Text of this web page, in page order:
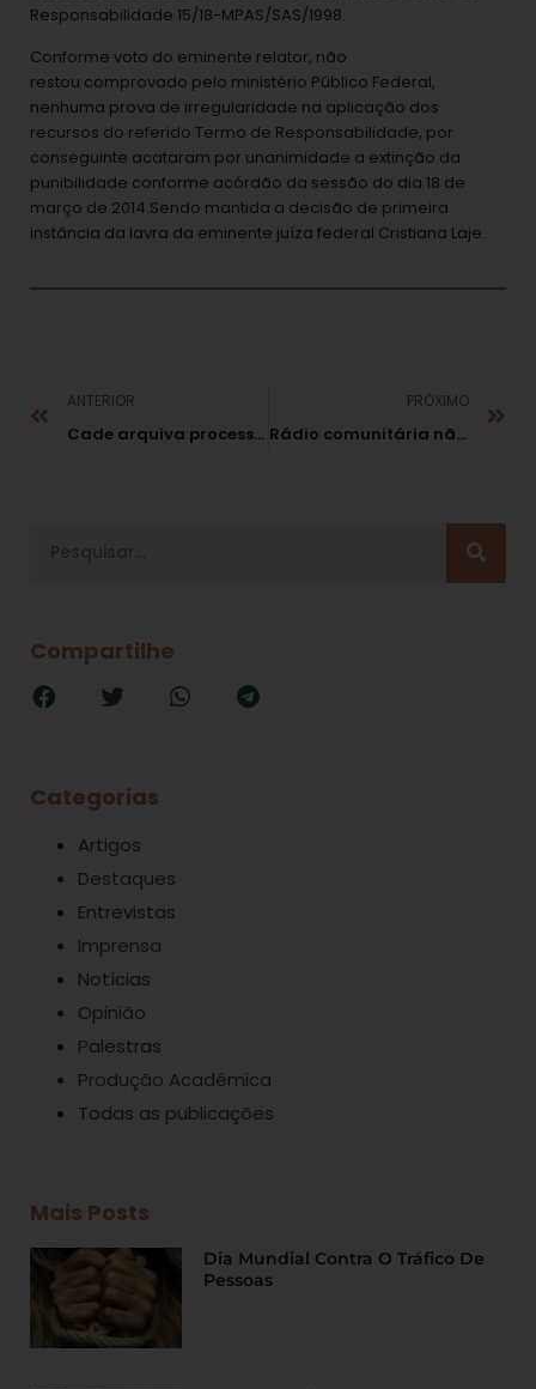
Responsabilidade 15/18-MPAS/SAS/1998.
Conforme voto do eminente relator, não
restou comprovado pelo ministério Público Federal,
nenhuma prova de irregularidade na aplicação dos
recursos do referido Termo de Responsabilidade, por
conseguinte acataram por unanimidade a extinção da
punibilidade conforme acórdão da sessão do dia 18 de
março de 2014.Sendo mantida a decisão de primeira
instância da lavra da eminente juíza federal Cristiana Laje.
ANTERIOR
Cade arquiva processo contra Eletropaulo
PRÓXIMO
Rádio comunitária não pode divulgar propaganda paga
Compartilhe
Categorias
Artigos
Destaques
Entrevistas
Imprensa
Notícias
Opinião
Palestras
Produção Acadêmica
Todas as publicações
Mais Posts
Dia Mundial Contra O Tráfico De
Pessoas